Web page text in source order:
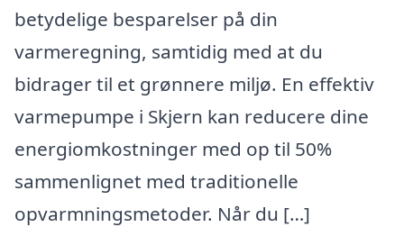
betydelige besparelser på din
varmeregning, samtidig med at du
bidrager til et grønnere miljø. En effektiv
varmepumpe i Skjern kan reducere dine
energiomkostninger med op til 50%
sammenlignet med traditionelle
opvarmningsmetoder. Når du […]